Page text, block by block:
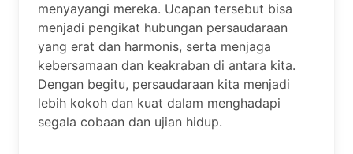
menyayangi mereka. Ucapan tersebut bisa
menjadi pengikat hubungan persaudaraan
yang erat dan harmonis, serta menjaga
kebersamaan dan keakraban di antara kita.
Dengan begitu, persaudaraan kita menjadi
lebih kokoh dan kuat dalam menghadapi
segala cobaan dan ujian hidup.